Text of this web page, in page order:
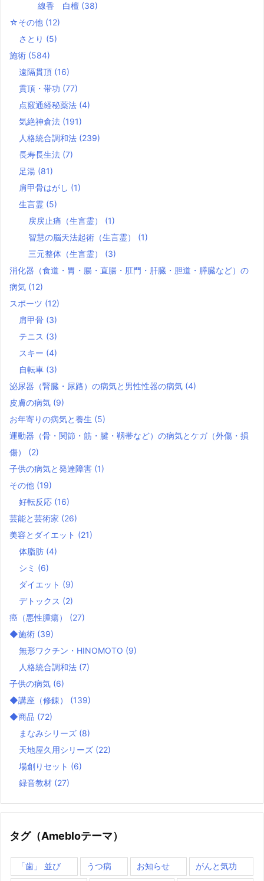
線香 白檀 (38)
☆その他 (12)
さとり (5)
施術 (584)
遠隔貫頂 (16)
貫頂・帯功 (77)
点竅通経秘薬法 (4)
気絶神倉法 (191)
人格統合調和法 (239)
長寿長生法 (7)
足湯 (81)
肩甲骨はがし (1)
生言霊 (5)
戻戻止痛（生言霊） (1)
智慧の脳天法起術（生言霊） (1)
三元整体（生言霊） (3)
消化器（食道・胃・腸・直腸・肛門・肝臓・胆道・膵臓など）の
病気 (12)
スポーツ (12)
肩甲骨 (3)
テニス (3)
スキー (4)
自転車 (3)
泌尿器（腎臓・尿路）の病気と男性性器の病気 (4)
皮膚の病気 (9)
お年寄りの病気と養生 (5)
運動器（骨・関節・筋・腱・靱帯など）の病気とケガ（外傷・損
傷） (2)
子供の病気と発達障害 (1)
その他 (19)
好転反応 (16)
芸能と芸術家 (26)
美容とダイエット (21)
体脂肪 (4)
シミ (6)
ダイエット (9)
デトックス (2)
癌（悪性腫瘍） (27)
◆施術 (39)
無形ワクチン・HINOMOTO (9)
人格統合調和法 (7)
子供の病気 (6)
◆講座（修錬） (139)
◆商品 (72)
まなみシリーズ (8)
天地屋久用シリーズ (22)
場創りセット (6)
録音教材 (27)
タグ（Amebloテーマ）
「歯」 並び うつ病 お知らせ がんと気功